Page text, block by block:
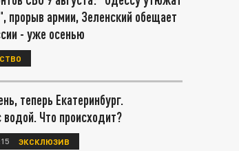
прорыв армии, Зеленский обещает
- уже осенью
теперь Екатеринбург.
Что происходит?
ЭКСКЛЮЗИВ